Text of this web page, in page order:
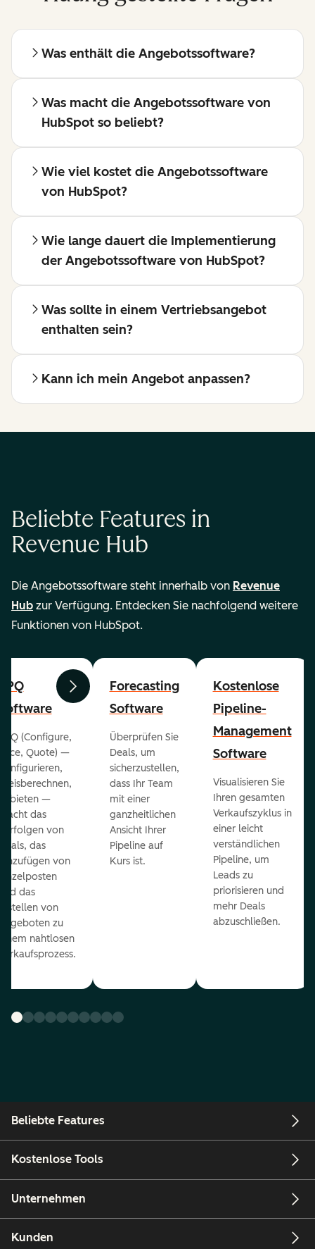
Was enthält die Angebotssoftware?
Was macht die Angebotssoftware von
HubSpot so beliebt?
Wie viel kostet die Angebotssoftware
von HubSpot?
Wie lange dauert die Implementierung
der Angebotssoftware von HubSpot?
Was sollte in einem Vertriebsangebot
enthalten sein?
Kann ich mein Angebot anpassen?
Beliebte Features in
Revenue Hub
Die Angebotssoftware steht innerhalb von Revenue
Hub zur Verfügung. Entdecken Sie nachfolgend weitere
Funktionen von HubSpot.
ZurückWeiter
(Configure,
Quote) —
—
das
von
das
von
das
von
zu
nahtlosen
Forecasting
Software
Überprüfen Sie
Deals, um
sicherzustellen,
dass Ihr Team
mit einer
ganzheitlichen
Ansicht Ihrer
Pipeline auf
Kurs ist.
Kostenlose
Pipeline-
Management
Software
Visualisieren Sie
Ihren gesamten
Verkaufszyklus in
einer leicht
verständlichen
Pipeline, um
Leads zu
priorisieren und
mehr Deals
abzuschließen.
Beliebte Features
Kostenlose Tools
Unternehmen
Kunden